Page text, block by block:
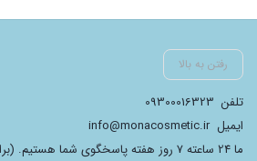
رفتن به بالا
تلفن 09300016323
ایمیلinfo@monacosmetic.ir
ما 24 ساعته 7 روز هفته پاسخگوی شما